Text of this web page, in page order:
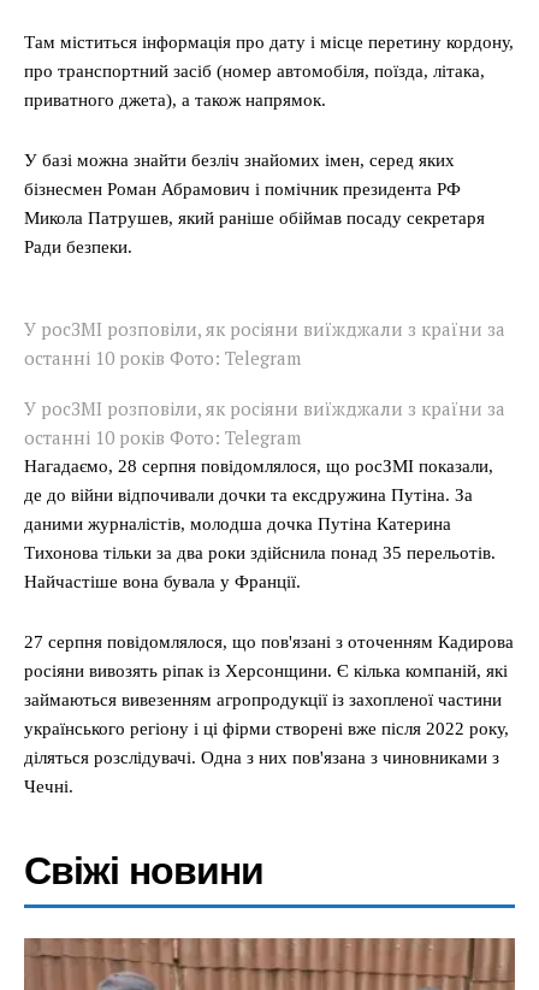
Там міститься інформація про дату і місце перетину кордону,
про транспортний засіб (номер автомобіля, поїзда, літака,
приватного джета), а також напрямок.
У базі можна знайти безліч знайомих імен, серед яких
бізнесмен Роман Абрамович і помічник президента РФ
Микола Патрушев, який раніше обіймав посаду секретаря
Ради безпеки.
У росЗМІ розповіли, як росіяни виїжджали з країни за
останні 10 років Фото: Telegram
У росЗМІ розповіли, як росіяни виїжджали з країни за
останні 10 років Фото: Telegram
Нагадаємо, 28 серпня повідомлялося, що росЗМІ показали,
де до війни відпочивали дочки та ексдружина Путіна. За
даними журналістів, молодша дочка Путіна Катерина
Тихонова тільки за два роки здійснила понад 35 перельотів.
Найчастіше вона бувала у Франції.
27 серпня повідомлялося, що пов'язані з оточенням Кадирова
росіяни вивозять ріпак із Херсонщини. Є кілька компаній, які
займаються вивезенням агропродукції із захопленої частини
українського регіону і ці фірми створені вже після 2022 року,
діляться розслідувачі. Одна з них пов'язана з чиновниками з
Чечні.
Свіжі новини